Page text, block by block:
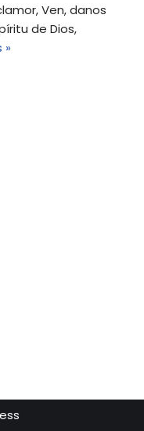
Ven, danos
de Dios,
»